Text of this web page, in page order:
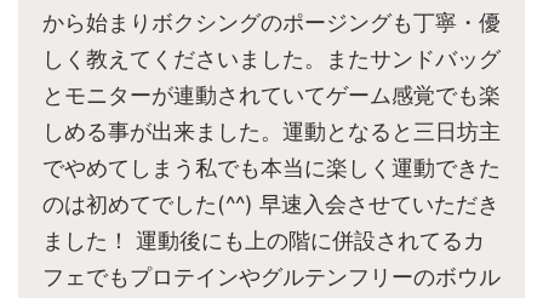
から始まりボクシングのポージングも丁寧・優
しく教えてくださいました。またサンドバッグ
とモニターが連動されていてゲーム感覚でも楽
しめる事が出来ました。運動となると三日坊主
でやめてしまう私でも本当に楽しく運動できた
のは初めてでした(^^) 早速入会させていただき
ました！ 運動後にも上の階に併設されてるカ
フェでもプロテインやグルテンフリーのボウル